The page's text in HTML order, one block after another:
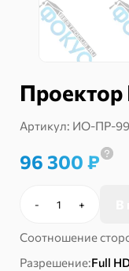
Проектор
Артикул: ИО-ПР-
96 300 ₽
-
Количество
Проектор
InFocus
+
Соотношение
Разрешение:Full